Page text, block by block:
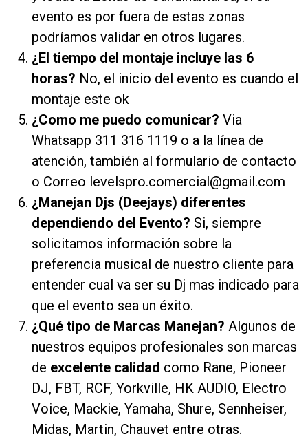
evento es por fuera de estas zonas
podríamos validar en otros lugares.
¿El tiempo del montaje incluye las 6
horas? No, el inicio del evento es cuando el
montaje este ok
¿Como me puedo comunicar?Via
Whatsapp 311 316 1119 o a la línea de
atención, también al formulario de contacto
o Correo levelspro.comercial@gmail.com
¿Manejan Djs (Deejays) diferentes
dependiendo del Evento? Si, siempre
solicitamos información sobre la
preferencia musical de nuestro cliente para
entender cual va ser su Dj mas indicado para
que el evento sea un éxito.
¿Qué tipo de Marcas Manejan? Algunos de
nuestros equipos profesionales son marcas
de excelente calidad como Rane, Pioneer
DJ, FBT, RCF, Yorkville, HK AUDIO, Electro
Voice, Mackie, Yamaha, Shure, Sennheiser,
Midas, Martin, Chauvet entre otras.